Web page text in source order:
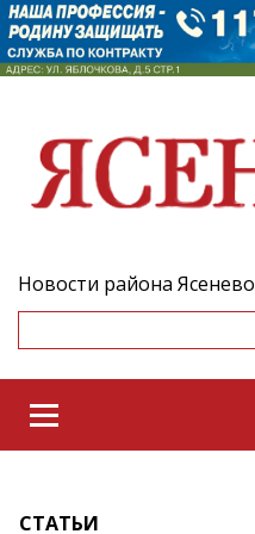
Новости района Ясенево
СТАТЬИ